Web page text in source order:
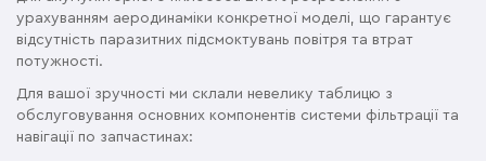
урахуванням аеродинаміки конкретної моделі, що гарантує
відсутність паразитних підсмоктувань повітря та втрат
потужності.
Для вашої зручності ми склали невелику таблицю з
обслуговування основних компонентів системи фільтрації та
навігації по запчастинах: